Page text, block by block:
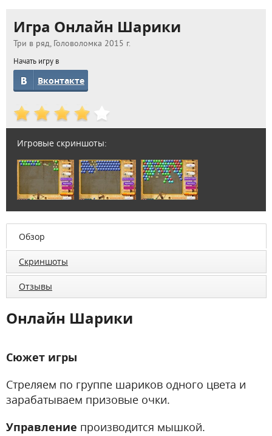
Игра Онлайн Шарики
Три в ряд, Головоломка 2015 г.
Начать игру в
Вконтакте
Игровые скриншоты:
Обзор
Скриншоты
Отзывы
Онлайн Шарики
Сюжет игры
Стреляем по группе шариков одного цвета и
зарабатываем призовые очки.
Управление производится мышкой.